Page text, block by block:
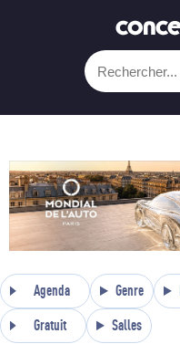
Agenda Genre
Gratuit Salles